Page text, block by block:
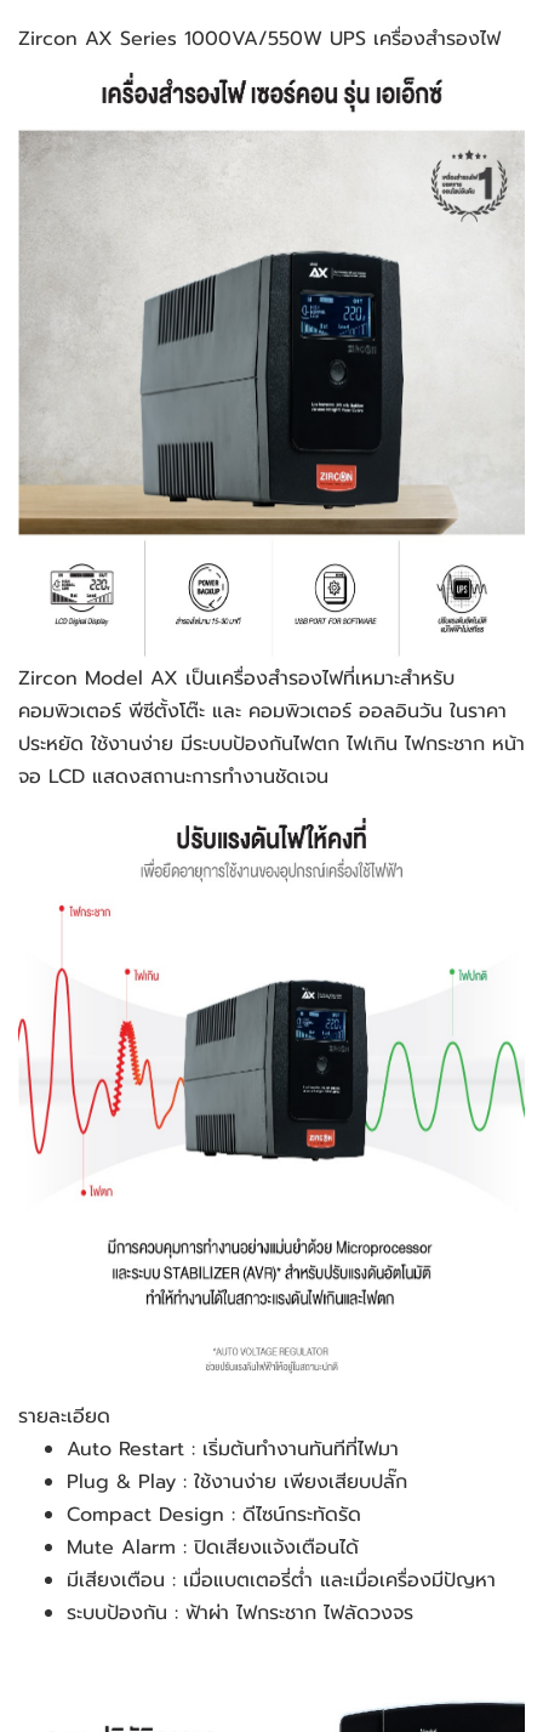
Zircon AX Series 1000VA/550W UPS เครื่องสำรองไฟ
Zircon Model AX เป็นเครื่องสำรองไฟที่เหมาะสำหรับ
คอมพิวเตอร์ พีซีตั้งโต๊ะ และ คอมพิวเตอร์ ออลอินวัน ในราคา
ประหยัด ใช้งานง่าย มีระบบป้องกันไฟตก ไฟเกิน ไฟกระชาก หน้า
จอ LCD แสดงสถานะการทำงานชัดเจน
รายละเอียด
Auto Restart : เริ่มต้นทำงานทันทีที่ไฟมา
Plug & Play : ใช้งานง่าย เพียงเสียบปลั๊ก
Compact Design : ดีไซน์กระทัดรัด
Mute Alarm : ปิดเสียงแจ้งเตือนได้
มีเสียงเตือน : เมื่อแบตเตอรี่ต่ำ และเมื่อเครื่องมีปัญหา
ระบบป้องกัน : ฟ้าผ่า ไฟกระชาก ไฟลัดวงจร